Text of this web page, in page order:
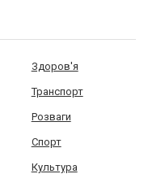
Здоров'я
Транспорт
Розваги
Спорт
Культура